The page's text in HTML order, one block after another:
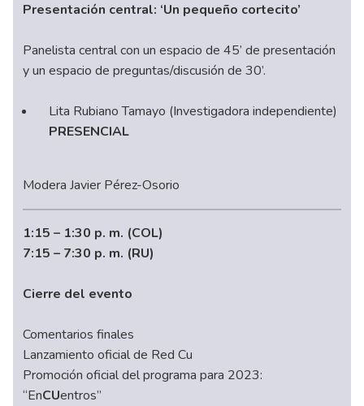
Presentación central: ‘Un pequeño cortecito’
Panelista central con un espacio de 45’ de presentación
y un espacio de preguntas/discusión de 30’.
Lita Rubiano Tamayo (Investigadora independiente)
PRESENCIAL
Modera Javier Pérez-Osorio
1:15 – 1:30 p. m. (COL)
7:15 – 7:30 p. m. (RU)
Cierre del evento
Comentarios finales
Lanzamiento oficial de Red Cu
Promoción oficial del programa para 2023:
“EnCUentros”